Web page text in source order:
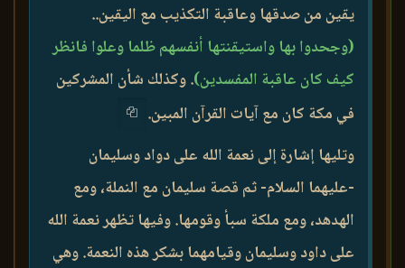
يقين من صدقها وعاقبة التكذيب مع اليقين..
(وجحدوا بها واستيقنتها أنفسهم ظلما وعلوا فانظر
كيف كان عاقبة المفسدين). وكذلك شأن المشركين
في مكة كان مع آيات القرآن المبين.
وتليها إشارة إلى نعمة الله على دواد وسليمان
-عليهما السلام- ثم قصة سليمان مع النملة، ومع
الهدهد، ومع ملكة سبأ وقومها. وفيها تظهر نعمة الله
على داود وسليمان وقيامهما بشكر هذه النعمة. وهي